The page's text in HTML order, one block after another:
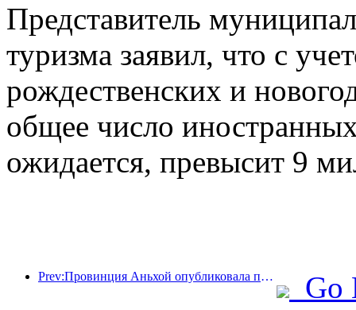
Представитель
туризма заявил, что с
рождественских и
общее число
ожидается, превысит 9
Prev:Провинция Аньхой опубликовала проект «15-го пятилетнего плана», направленный на развитие индустрии культурного туризма в качестве одной из ключевых отраслей экономики. Go